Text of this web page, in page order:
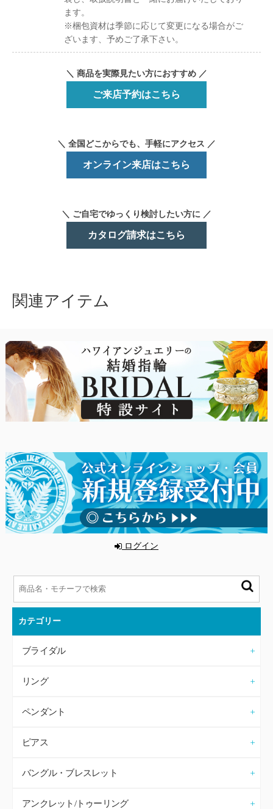
ます。
※梱包資材は季節に応じて変更になる場合がご
ざいます、予めご了承下さい。
＼ 商品を実際見たい方におすすめ ／
ご来店予約はこちら
＼ 全国どこからでも、手軽にアクセス ／
オンライン来店はこちら
＼ ご自宅でゆっくり検討したい方に ／
カタログ請求はこちら
関連アイテム
ログイン
カテゴリー
ブライダル
リング
ペンダント
ピアス
バングル・ブレスレット
アンクレット/トゥーリング